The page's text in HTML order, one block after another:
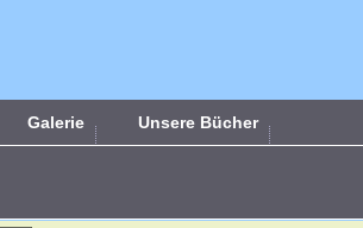
Galerie Unsere Bücher